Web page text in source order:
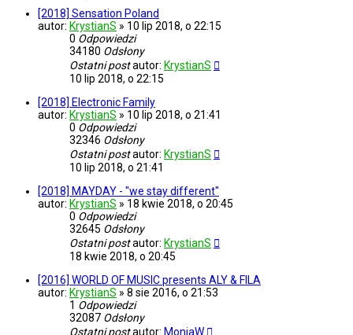
[2018] Sensation Poland
autor: KrystianS » 10 lip 2018, o 22:15
0 Odpowiedzi
34180 Odsłony
Ostatni postautor: KrystianS
10 lip 2018, o 22:15
[2018] Electronic Family
autor: KrystianS » 10 lip 2018, o 21:41
0 Odpowiedzi
32346 Odsłony
Ostatni postautor: KrystianS
10 lip 2018, o 21:41
[2018] MAYDAY - "we stay different"
autor: KrystianS » 18 kwie 2018, o 20:45
0 Odpowiedzi
32645 Odsłony
Ostatni postautor: KrystianS
18 kwie 2018, o 20:45
[2016] WORLD OF MUSIC presents ALY & FILA
autor: KrystianS » 8 sie 2016, o 21:53
1 Odpowiedzi
32087 Odsłony
Ostatni postautor: MoniaW